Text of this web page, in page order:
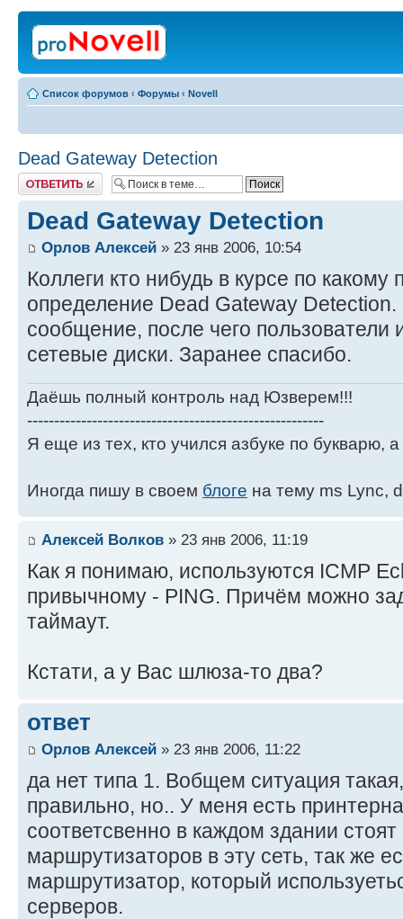
Список форумов ‹ Форумы ‹ Novell
Dead Gateway Detection
Ответить
Dead Gateway Detection
Орлов Алексей » 23 янв 2006, 10:54
Коллеги кто нибудь в курсе по какому
определение Dead Gateway Detection.
сообщение, после чего пользователи
сетевые диски. Заранее спасибо.
Даёшь полный контроль над Юзверем!!!
-------------------------------------------------------
Я еще из тех, кто учился азбуке по букварю,
Иногда пишу в своем блоге на тему ms Lync,
Алексей Волков » 23 янв 2006, 11:19
Как я понимаю, используются ICMP
привычному - PING. Причём можно
таймаут.
Кстати, а у Вас шлюза-то два?
ответ
Орлов Алексей » 23 янв 2006, 11:22
да нет типа 1. Вобщем ситуация
правильно, но.. У меня есть
соответсвенно в каждом здании
маршрутизаторов в эту сеть, так же
маршрутизатор, который
серверов.